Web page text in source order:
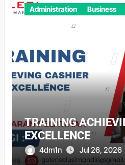
Administration Business
TRAINING
EXCELLENCE
4dm1n Jul 26, 2026